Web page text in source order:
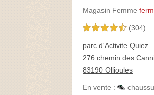
Magasin Femme
4,5 étoiles sur 5 (304)
parc d'Activite Quiez
276 chemin des
83190 Ollioules
En vente :